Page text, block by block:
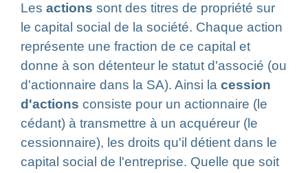
Les actions sont des titres de propriété sur
le capital social de la société. Chaque action
représente une fraction de ce capital et
donne à son détenteur le statut d'associé (ou
d'actionnaire dans la SA). Ainsi la cession
d'actions consiste pour un actionnaire (le
cédant) à transmettre à un acquéreur (le
cessionnaire), les droits qu'il détient dans le
capital social de l'entreprise. Quelle que soit